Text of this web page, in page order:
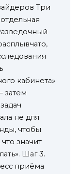
Три
кабинета»
затем
не для
чтобы
значит
Шаг 3.
приёма